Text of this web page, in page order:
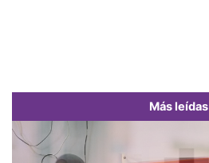
Más leídas